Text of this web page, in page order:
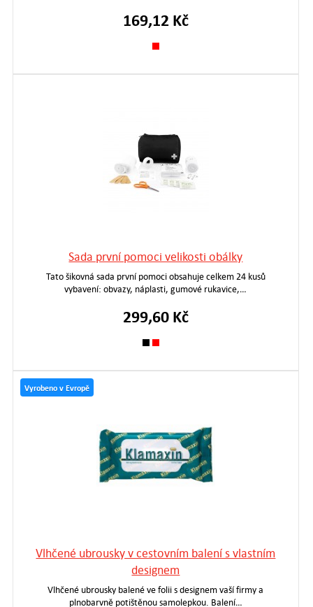
169,12 Kč
Sada první pomoci velikosti obálky
Tato šikovná sada první pomoci obsahuje celkem 24 kusů
vybavení: obvazy, náplasti, gumové rukavice,…
299,60 Kč
Vyrobeno v Evropě
Vlhčené ubrousky v cestovním balení s vlastním
designem
Vlhčené ubrousky balené ve folii s designem vaší firmy a
plnobarvně potištěnou samolepkou. Balení…